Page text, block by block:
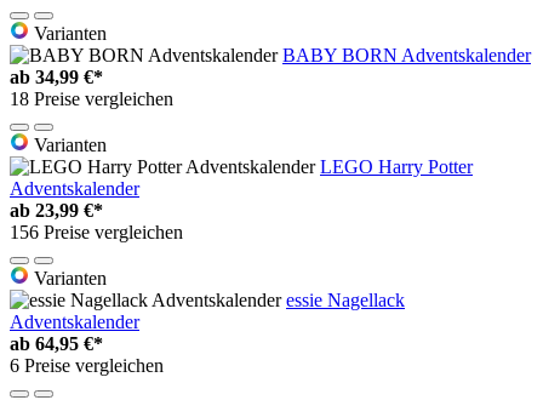
Varianten
BABY BORN Adventskalender
ab 34,99 €*
18 Preise vergleichen
Varianten
LEGO Harry Potter
Adventskalender
ab 23,99 €*
156 Preise vergleichen
Varianten
essie Nagellack
Adventskalender
ab 64,95 €*
6 Preise vergleichen